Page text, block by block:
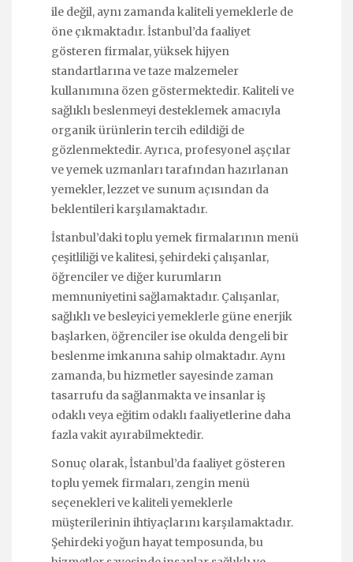
ile değil, aynı zamanda kaliteli yemeklerle de
öne çıkmaktadır. İstanbul’da faaliyet
gösteren firmalar, yüksek hijyen
standartlarına ve taze malzemeler
kullanımına özen göstermektedir. Kaliteli ve
sağlıklı beslenmeyi desteklemek amacıyla
organik ürünlerin tercih edildiği de
gözlenmektedir. Ayrıca, profesyonel aşçılar
ve yemek uzmanları tarafından hazırlanan
yemekler, lezzet ve sunum açısından da
beklentileri karşılamaktadır.
İstanbul’daki toplu yemek firmalarının menü
çeşitliliği ve kalitesi, şehirdeki çalışanlar,
öğrenciler ve diğer kurumların
memnuniyetini sağlamaktadır. Çalışanlar,
sağlıklı ve besleyici yemeklerle güne enerjik
başlarken, öğrenciler ise okulda dengeli bir
beslenme imkanına sahip olmaktadır. Aynı
zamanda, bu hizmetler sayesinde zaman
tasarrufu da sağlanmakta ve insanlar iş
odaklı veya eğitim odaklı faaliyetlerine daha
fazla vakit ayırabilmektedir.
Sonuç olarak, İstanbul’da faaliyet gösteren
toplu yemek firmaları, zengin menü
seçenekleri ve kaliteli yemeklerle
müşterilerinin ihtiyaçlarını karşılamaktadır.
Şehirdeki yoğun hayat temposunda, bu